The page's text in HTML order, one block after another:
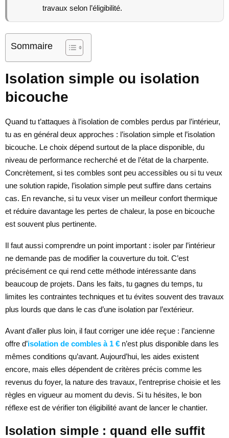
travaux selon l’éligibilité.
Sommaire
Isolation simple ou isolation
bicouche
Quand tu t’attaques à l’isolation de combles perdus par l’intérieur,
tu as en général deux approches : l’isolation simple et l’isolation
bicouche. Le choix dépend surtout de la place disponible, du
niveau de performance recherché et de l’état de la charpente.
Concrètement, si tes combles sont peu accessibles ou si tu veux
une solution rapide, l’isolation simple peut suffire dans certains
cas. En revanche, si tu veux viser un meilleur confort thermique
et réduire davantage les pertes de chaleur, la pose en bicouche
est souvent plus pertinente.
Il faut aussi comprendre un point important : isoler par l’intérieur
ne demande pas de modifier la couverture du toit. C’est
précisément ce qui rend cette méthode intéressante dans
beaucoup de projets. Dans les faits, tu gagnes du temps, tu
limites les contraintes techniques et tu évites souvent des travaux
plus lourds que dans le cas d’une isolation par l’extérieur.
Avant d’aller plus loin, il faut corriger une idée reçue : l’ancienne
offre d’isolation de combles à 1 € n’est plus disponible dans les
mêmes conditions qu’avant. Aujourd’hui, les aides existent
encore, mais elles dépendent de critères précis comme les
revenus du foyer, la nature des travaux, l’entreprise choisie et les
règles en vigueur au moment du devis. Si tu hésites, le bon
réflexe est de vérifier ton éligibilité avant de lancer le chantier.
Isolation simple : quand elle suffit